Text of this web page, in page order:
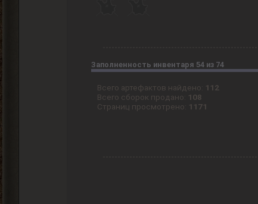
Заполненность инвентаря 54 из 74
Всего артефактов найдено: 112
Всего сборок продано: 108
Страниц просмотрено: 1171